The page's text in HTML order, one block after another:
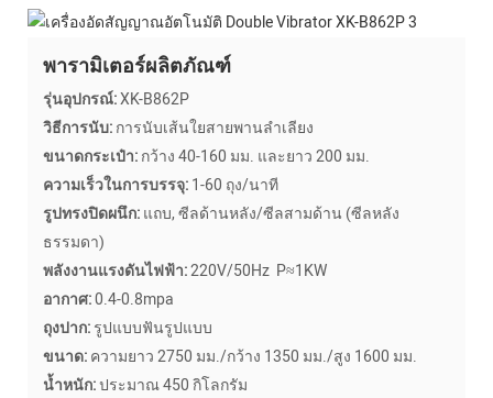
พารามิเตอร์ผลิตภัณฑ์
รุ่นอุปกรณ์:XK-B862P
วิธีการนับ:การนับเส้นใยสายพานลำเลียง
ขนาดกระเป๋า:กว้าง 40-160 มม. และยาว 200 มม.
ความเร็วในการบรรจุ:1-60 ถุง/นาที
รูปทรงปิดผนึก:แถบ, ซีลด้านหลัง/ซีลสามด้าน (ซีลหลัง
ธรรมดา)
พลังงานแรงดันไฟฟ้า:220V/50Hz P≈1KW
อากาศ:0.4-0.8mpa
ถุงปาก:รูปแบบฟันรูปแบบ
ขนาด:ความยาว 2750 มม./กว้าง 1350 มม./สูง 1600 มม.
น้ำหนัก:ประมาณ 450 กิโลกรัม